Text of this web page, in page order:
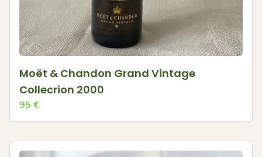
Moët & Chandon Grand Vintage
Collecrion 2000
95 €